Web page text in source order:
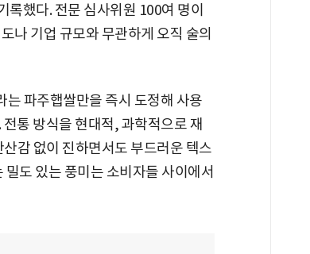
록했다. 전문 심사위원 100여 명이
나 기업 규모와 무관하게 오직 술의
파주햅쌀만을 즉시 도정해 사용
통 방식을 현대적, 과학적으로 재
감 없이 진하면서도 부드러운 텍스
도 있는 풍미는 소비자들 사이에서